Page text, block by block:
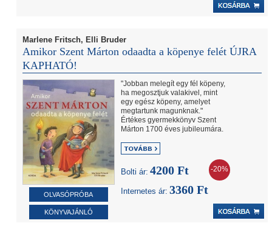
Marlene Fritsch, Elli Bruder
Amikor Szent Márton odaadta a köpenye felét ÚJRA
KAPHATÓ!
OLVASÓPRÓBA
KÖNYVAJÁNLÓ
"Jobban melegít egy fél köpeny,
ha megosztjuk valakivel, mint
egy egész köpeny, amelyet
megtartunk magunknak."
Értékes gyermekkönyv Szent
Márton 1700 éves jubileumára.
Bolti ár: 4200 Ft -20%
Internetes ár: 3360 Ft